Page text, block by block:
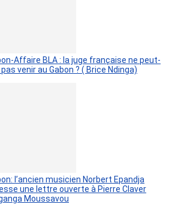
Affaire BLA : la juge française ne peut-
venir au Gabon ? ( Brice Ndinga)
l’ancien musicien Norbert Epandja
une lettre ouverte à Pierre Claver
Moussavou